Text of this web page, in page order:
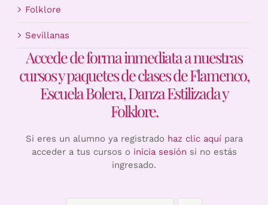
Folklore
Sevillanas
Accede de forma inmediata a nuestras
cursos y paquetes de clases de Flamenco,
Escuela Bolera, Danza Estilizada y
Folklore.
Si eres un alumno ya registrado haz clic aquípara
acceder a tus cursos o inicia sesión si no estás
ingresado.